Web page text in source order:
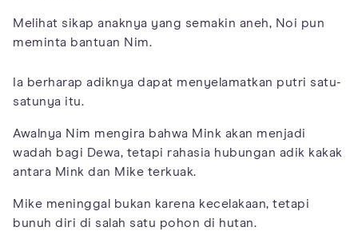
Melihat sikap anaknya yang semakin aneh, Noi pun
meminta bantuan Nim.
Ia berharap adiknya dapat menyelamatkan putri satu-
satunya itu.
Awalnya Nim mengira bahwa Mink akan menjadi
wadah bagi Dewa, tetapi rahasia hubungan adik kakak
antara Mink dan Mike terkuak.
Mike meninggal bukan karena kecelakaan, tetapi
bunuh diri di salah satu pohon di hutan.